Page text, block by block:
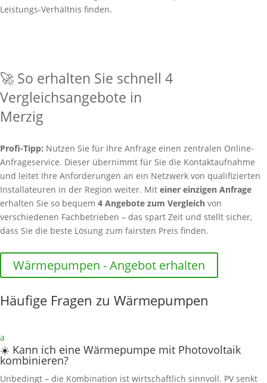
Leistungs-Verhältnis finden.
🚀 So erhalten Sie schnell 4
Vergleichsangebote in
Merzig
Profi-Tipp: Nutzen Sie für Ihre Anfrage einen zentralen Online-
Anfrageservice. Dieser übernimmt für Sie die Kontaktaufnahme
und leitet Ihre Anforderungen an ein Netzwerk von qualifizierten
Installateuren in der Region weiter. Mit einer einzigen Anfrage
erhalten Sie so bequem 4 Angebote zum Vergleich von
verschiedenen Fachbetrieben – das spart Zeit und stellt sicher,
dass Sie die beste Lösung zum fairsten Preis finden.
Wärmepumpen - Angebot erhalten
Häufige Fragen zu Wärmepumpen
a
☀️ Kann ich eine Wärmepumpe mit Photovoltaik
kombinieren?
Unbedingt – die Kombination ist wirtschaftlich sinnvoll. PV senkt